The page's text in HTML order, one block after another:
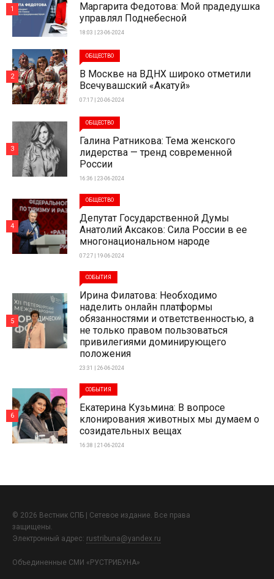
Маргарита Федотова: Мой прадедушка
управлял Поднебесной
18:03 | 23-06-2024
1
ОБЩЕСТВО
В Москве на ВДНХ широко отметили
Всечувашский «Акатуй»
07:17 | 20-06-2024
2
ОБЩЕСТВО
Галина Ратникова: Тема женского
лидерства — тренд современной
России
16:36 | 23-06-2024
3
ОБЩЕСТВО
Депутат Государственной Думы
Анатолий Аксаков: Сила России в ее
многонациональном народе
07:27 | 19-06-2024
4
СОБЫТИЯ
Ирина Филатова: Необходимо
наделить онлайн платформы
обязанностями и ответственностью, а
не только правом пользоваться
привилегиями доминирующего
положения
23:31 | 26-06-2024
5
СОБЫТИЯ
Екатерина Кузьмина: В вопросе
клонирования животных мы думаем о
созидательных вещах
16:38 | 21-06-2024
6
© 2026 Вестник СПБ | Сетевое издание. Все права
защищены.
Электронный адрес: rustribuna@yandex.ru
Объединенные СМИ «РУСТРИБУНА»